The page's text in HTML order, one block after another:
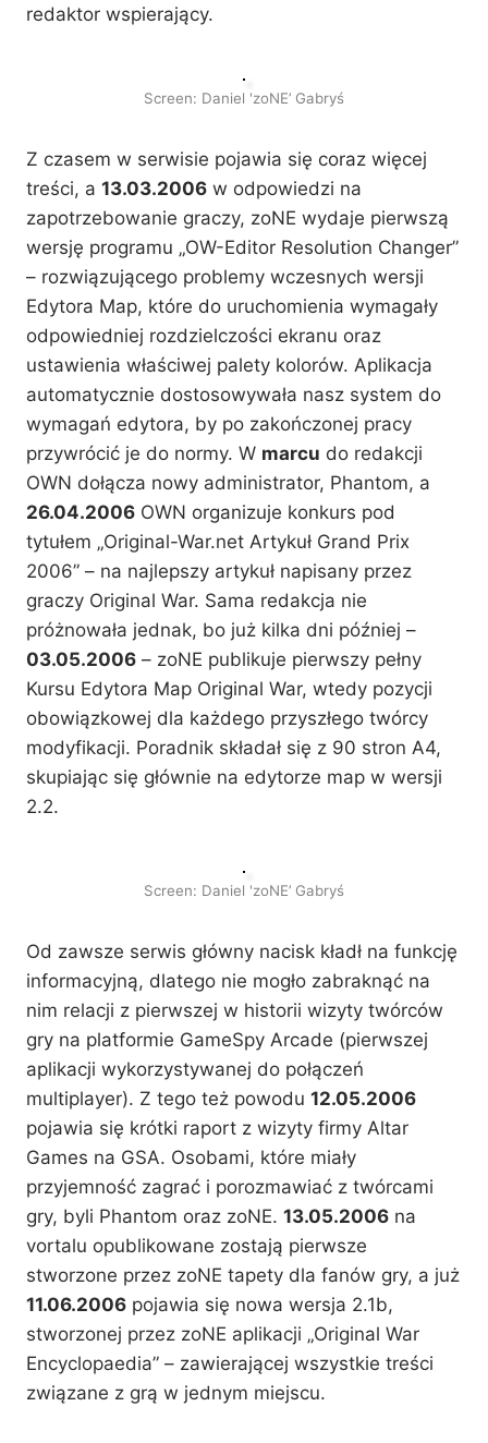
redaktor wspierający.
Screen: Daniel 'zoNE’ Gabryś
Z czasem w serwisie pojawia się coraz więcej
treści, a 13.03.2006 w odpowiedzi na
zapotrzebowanie graczy, zoNE wydaje pierwszą
wersję programu „OW-Editor Resolution Changer”
– rozwiązującego problemy wczesnych wersji
Edytora Map, które do uruchomienia wymagały
odpowiedniej rozdzielczości ekranu oraz
ustawienia właściwej palety kolorów. Aplikacja
automatycznie dostosowywała nasz system do
wymagań edytora, by po zakończonej pracy
przywrócić je do normy. W marcu do redakcji
OWN dołącza nowy administrator, Phantom, a
26.04.2006 OWN organizuje konkurs pod
tytułem „Original-War.net Artykuł Grand Prix
2006” – na najlepszy artykuł napisany przez
graczy Original War. Sama redakcja nie
próżnowała jednak, bo już kilka dni później –
03.05.2006 – zoNE publikuje pierwszy pełny
Kursu Edytora Map Original War, wtedy pozycji
obowiązkowej dla każdego przyszłego twórcy
modyfikacji. Poradnik składał się z 90 stron A4,
skupiając się głównie na edytorze map w wersji
2.2.
Screen: Daniel 'zoNE’ Gabryś
Od zawsze serwis główny nacisk kładł na funkcję
informacyjną, dlatego nie mogło zabraknąć na
nim relacji z pierwszej w historii wizyty twórców
gry na platformie GameSpy Arcade (pierwszej
aplikacji wykorzystywanej do połączeń
multiplayer). Z tego też powodu 12.05.2006
pojawia się krótki raport z wizyty firmy Altar
Games na GSA. Osobami, które miały
przyjemność zagrać i porozmawiać z twórcami
gry, byli Phantom oraz zoNE. 13.05.2006 na
vortalu opublikowane zostają pierwsze
stworzone przez zoNE tapety dla fanów gry, a już
11.06.2006 pojawia się nowa wersja 2.1b,
stworzonej przez zoNE aplikacji „Original War
Encyclopaedia” – zawierającej wszystkie treści
związane z grą w jednym miejscu.